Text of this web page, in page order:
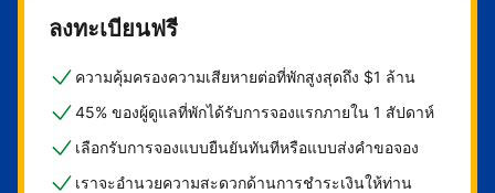
ลงทะเบียนฟรี
ความคุ้มครองความเสียหายต่อที่พักสูงสุดถึง $1 ล้าน
45% ของผู้ดูแลที่พักได้รับการจองแรกภายใน 1 สัปดาห์
เลือกรับการจองแบบยืนยันทันทีหรือแบบส่งคำขอจอง
เราจะอำนวยความสะดวกด้านการชำระเงินให้ท่าน